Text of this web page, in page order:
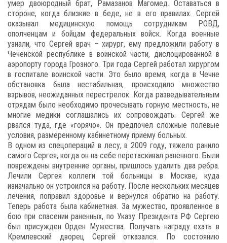
умер двоюродный брат, Рамазанов Магомед. Оставаться в
стороне, когда близкие в беде, не в его правилах. Сергей
оказывал медицинскую помощь сотрудникам РОВД,
ополченцам и бойцам федеральных войск. Когда военные
узнали, что Сергей врач – хирург, ему предложили работу в
Чеченской республике в воинской части, дислоцированной в
аэропорту города Грозного. Три года Сергей работал хирургом
в госпитале воинской части. Это было время, когда в Чечне
обстановка была нестабильная, происходило множество
взрывов, неожиданных перестрелок. Когда разведывательным
отрядам было необходимо прочесывать горную местность, не
многие медики соглашались их сопровождать. Сергей же
рвался туда, где «горячо». Он предпочел сложные полевые
условия, размеренному кабинетному приему больных.
В одном из спецопераций в лесу, в 2009 году, тяжело ранило
самого Сергея, когда он на себе перетаскивал раненного. Были
повреждены внутренние органы, пришлось удалить два ребра.
Лечили Сергея коллеги той больницы в Москве, куда
изначально он устроился на работу. После нескольких месяцев
лечения, поправил здоровье и вернулся обратно на работу.
Теперь работа была кабинетная. За мужество, проявленное в
бою при спасении раненных, по Указу Президента РФ Сергею
был присужден Орден Мужества. Получать награду ехать в
Кремлевский дворец Сергей отказался. По состоянию